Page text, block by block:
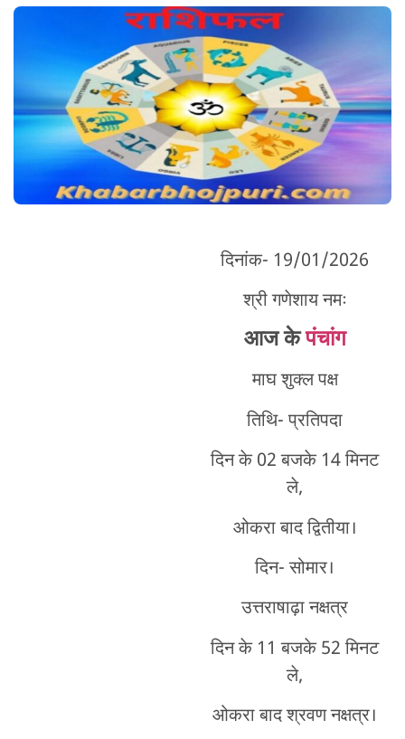
दिनांक- 19/01/2026
श्री गणेशाय नमः
आज केपंचांग
माघ शुक्ल पक्ष
तिथि- प्रतिपदा
दिन के 02 बजके 14 मिनट
ले,
ओकरा बाद द्वितीया।
दिन- सोमार।
उत्तराषाढ़ा नक्षत्र
दिन के 11 बजके 52 मिनट
ले,
ओकरा बाद श्रवण नक्षत्र।